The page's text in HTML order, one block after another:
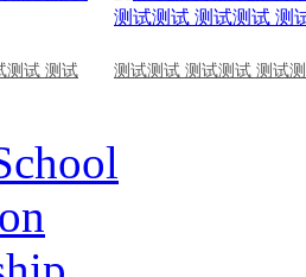
测试 测试 测试测试 测试测试 测试